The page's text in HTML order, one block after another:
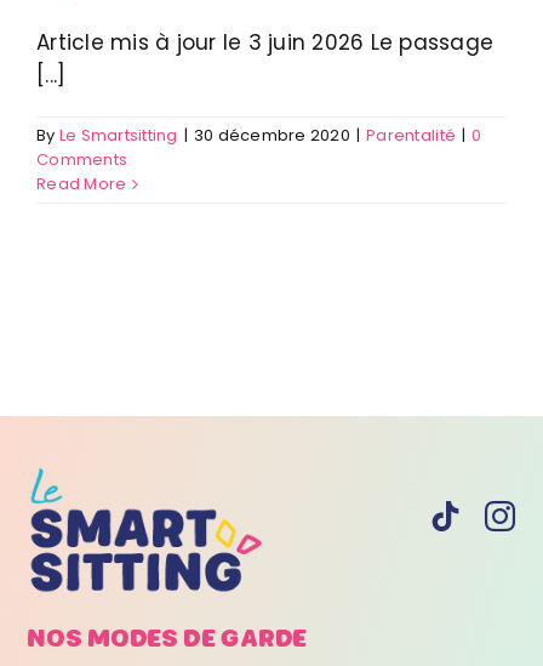
Article mis à jour le 3 juin 2026 Le passage
[...]
By Le Smartsitting | 30 décembre 2020 | Parentalité | 0
Comments
Read More
NOS MODES DEGARDE